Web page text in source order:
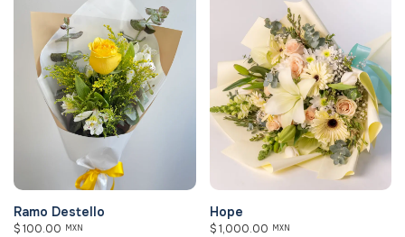
Ramo Destello
$100.00 MXN
Hope
$1,000.00 MXN